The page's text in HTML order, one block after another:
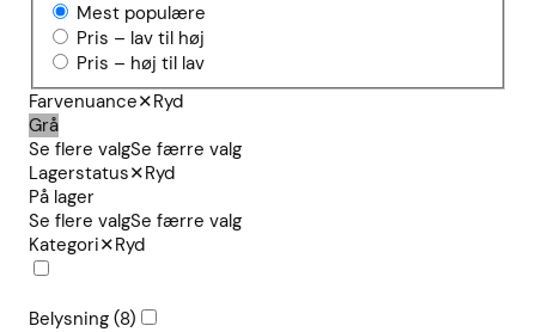
Mest populære
Pris – lav til høj
Pris – høj til lav
Farvenuance✕Ryd
Grå
Se flere valgSe færre valg
Lagerstatus✕Ryd
På lager
Se flere valgSe færre valg
Kategori✕Ryd
Belysning (8)